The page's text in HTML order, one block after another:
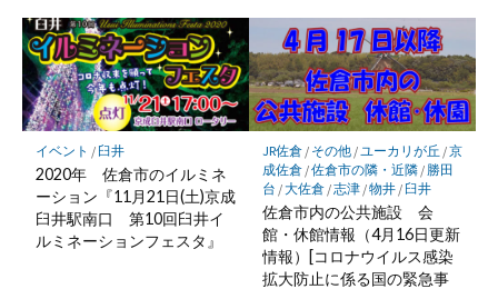
イベント / 臼井
2020年 佐倉市のイルミネ
ーション『11月21日(土)京成
臼井駅南口 第10回臼井イ
ルミネーションフェスタ』
JR佐倉/ その他/ ユーカリが丘 /京
成佐倉/佐倉市の隣・近隣/ 勝田
台 /大佐倉/志津/物井/ 臼井
佐倉市内の公共施設 会
館・休館情報（4月16日更新
情報）[コロナウイルス感染
拡大防止に係る国の緊急事